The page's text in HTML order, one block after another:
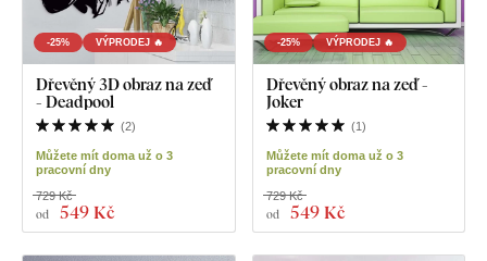
-25% VÝPRODEJ 🔥
Dřevěný 3D obraz na zeď
- Deadpool
(2)
Můžete mít doma už o 3
pracovní dny
od 549 Kč
729 Kč
-25% VÝPRODEJ 🔥
Dřevěný obraz na zeď -
Joker
(1)
Můžete mít doma už o 3
pracovní dny
od 549 Kč
729 Kč